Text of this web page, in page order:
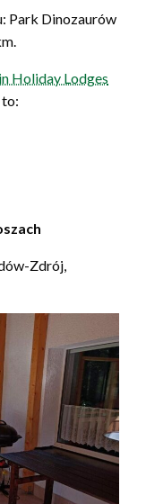
Park Dinozaurów
Holiday Lodges
to:
Zdrój,